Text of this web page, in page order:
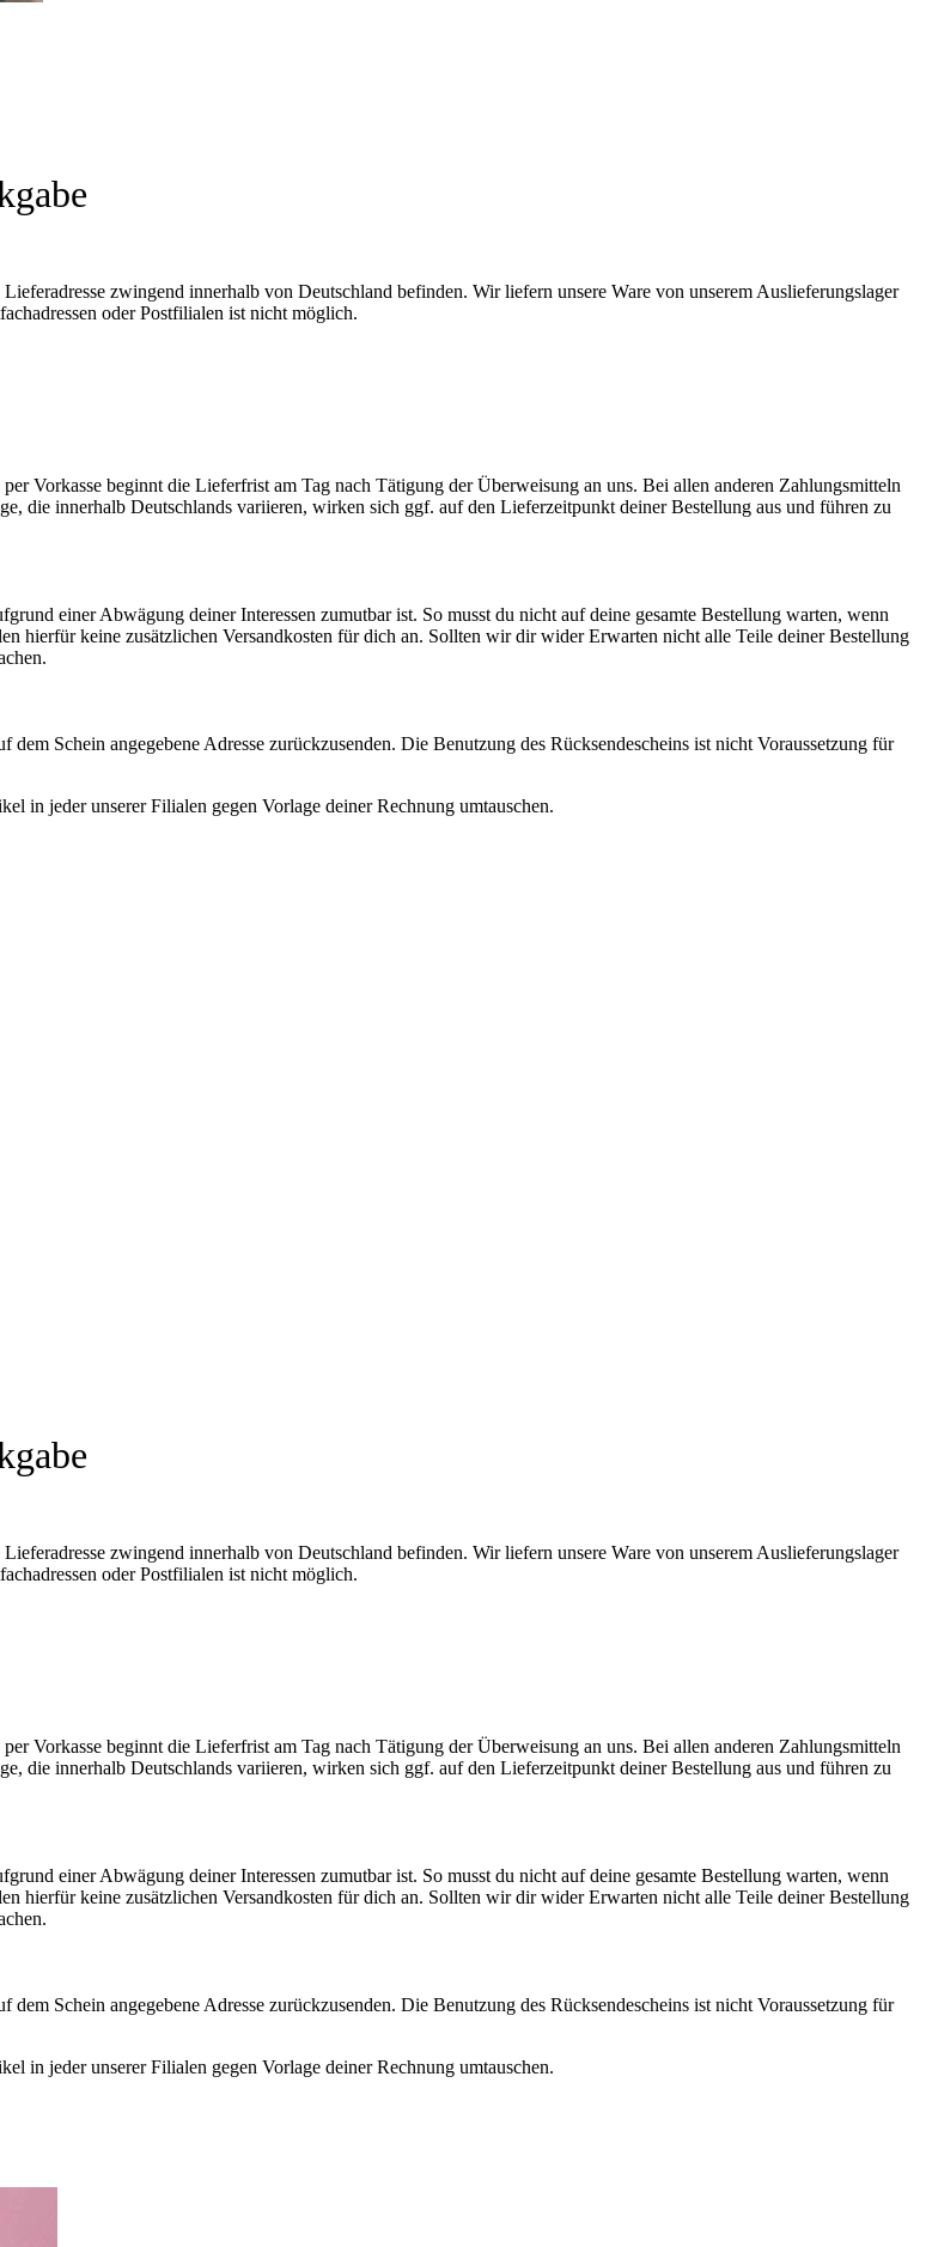
zwingend innerhalb von Deutschland befinden. Wir liefern unsere Ware von unserem Auslieferungslager
oder Postfilialen ist nicht möglich.
Vorkasse beginnt die Lieferfrist am Tag nach Tätigung der Überweisung an uns. Bei allen anderen Zahlungsmitteln
die innerhalb Deutschlands variieren, wirken sich ggf. auf den Lieferzeitpunkt deiner Bestellung aus und führen zu
einer Abwägung deiner Interessen zumutbar ist. So musst du nicht auf deine gesamte Bestellung warten, wenn
hierfür keine zusätzlichen Versandkosten für dich an. Sollten wir dir wider Erwarten nicht alle Teile deiner Bestellung
Schein angegebene Adresse zurückzusenden. Die Benutzung des Rücksendescheins ist nicht Voraussetzung für
in jeder unserer Filialen gegen Vorlage deiner Rechnung umtauschen.
zwingend innerhalb von Deutschland befinden. Wir liefern unsere Ware von unserem Auslieferungslager
oder Postfilialen ist nicht möglich.
Vorkasse beginnt die Lieferfrist am Tag nach Tätigung der Überweisung an uns. Bei allen anderen Zahlungsmitteln
die innerhalb Deutschlands variieren, wirken sich ggf. auf den Lieferzeitpunkt deiner Bestellung aus und führen zu
einer Abwägung deiner Interessen zumutbar ist. So musst du nicht auf deine gesamte Bestellung warten, wenn
hierfür keine zusätzlichen Versandkosten für dich an. Sollten wir dir wider Erwarten nicht alle Teile deiner Bestellung
Schein angegebene Adresse zurückzusenden. Die Benutzung des Rücksendescheins ist nicht Voraussetzung für
in jeder unserer Filialen gegen Vorlage deiner Rechnung umtauschen.